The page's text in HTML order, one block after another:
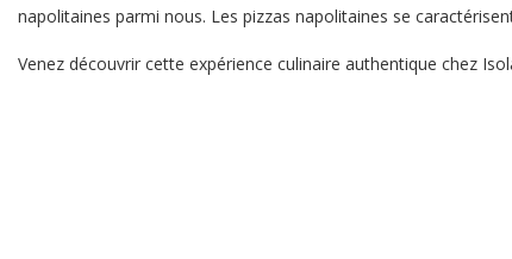
napolitaines parmi nous. Les pizzas napolitaines se
Venez découvrir cette expérience culinaire authentique chez